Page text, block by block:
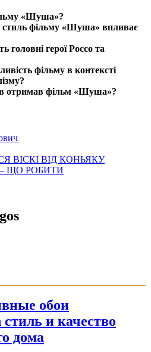
«Шуша»?
стиль фільму «Шуша» впливає
головні герої Россо та
фільму в контексті
отримав фільм «Шуша»?
ВІСКІ ВІД КОНЬЯКУ
ЩО РОБИТИ
обои
и качество
дома